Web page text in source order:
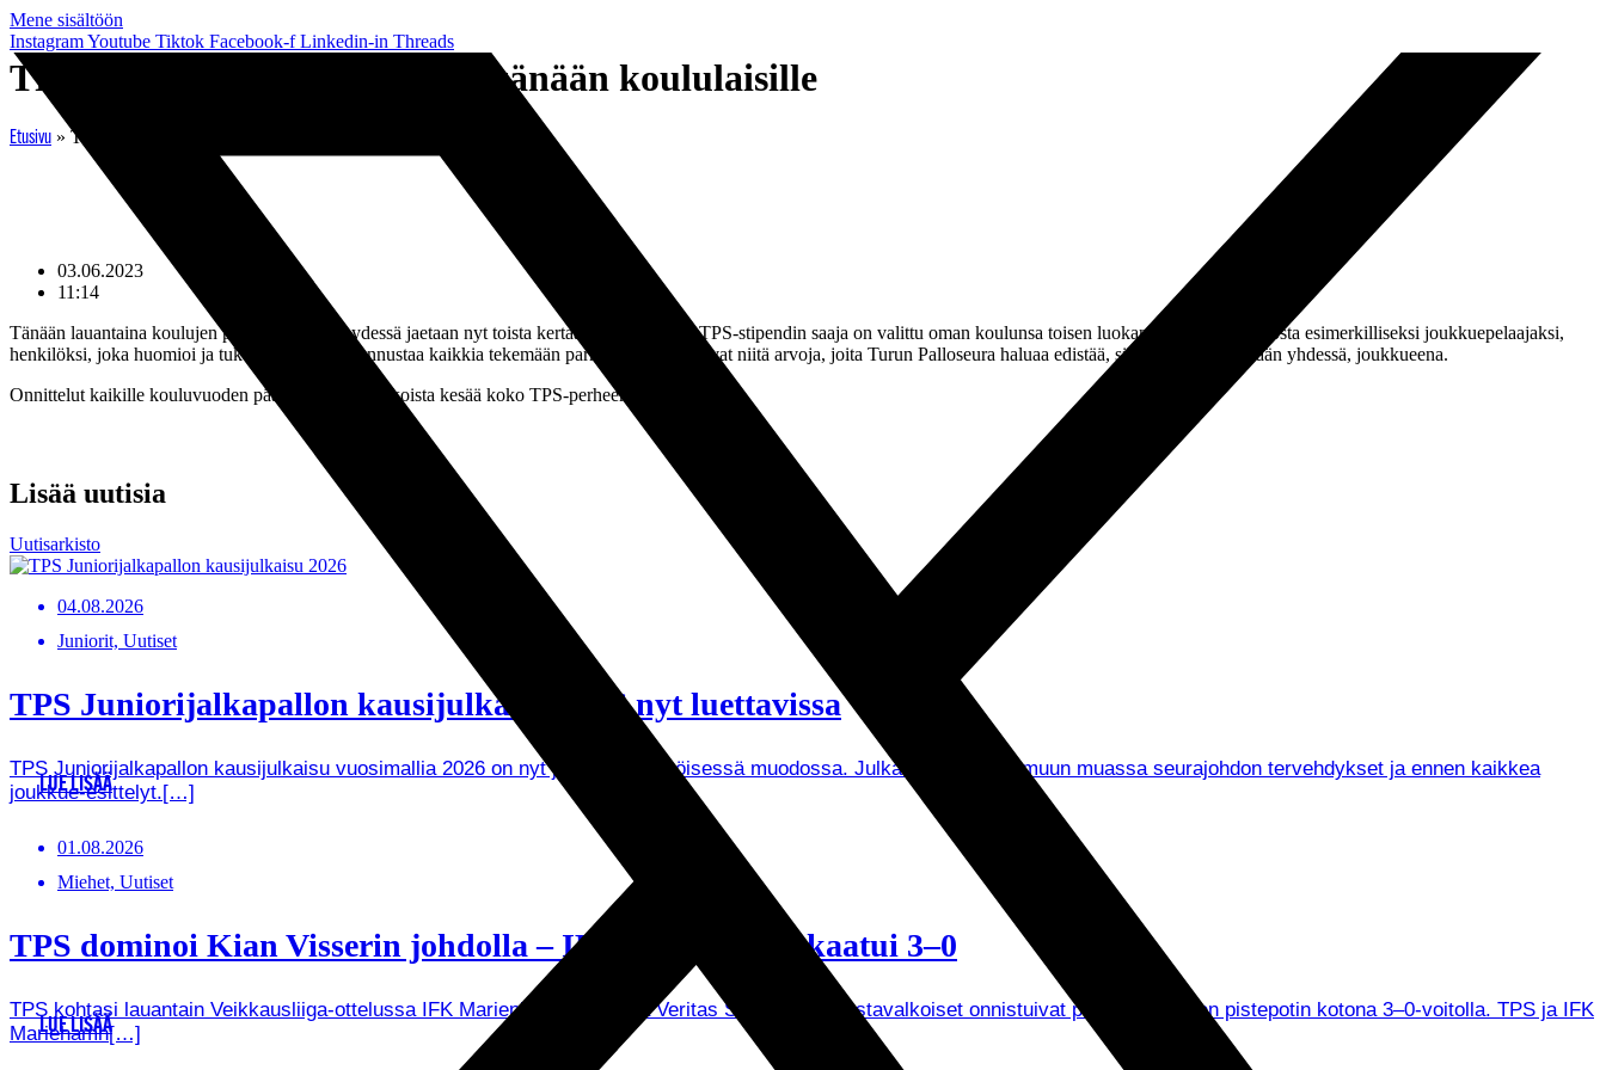
Mene sisältöön
InstagramYoutube Tiktok Facebook-f Linkedin-in Threads
TPS-stipendit jaetaan jälleen tänään koululaisille
Etusivu » TPS-stipendit jaetaan jälleen tänään koululaisille
03.06.2023
11:14
Tänään lauantaina koulujen päättäjäisten yhteydessä jaetaan nyt toista kertaa TPS-stipendit. TPS-stipendin saaja on valittu oman koulunsa toisen luokan oppilaiden joukosta esimerkilliseksi joukkuepelaajaksi,
henkilöksi, joka huomioi ja tukee muita sekä kannustaa kaikkia tekemään parhaansa. Nämä ovat niitä arvoja, joita Turun Palloseura haluaa edistää, sillä menestys tehdään yhdessä, joukkueena.
Onnittelut kaikille kouluvuoden päättäville ja aurinkoista kesää koko TPS-perheen puolesta!
Lisää uutisia
Uutisarkisto
04.08.2026
Juniorit, Uutiset
TPS Juniorijalkapallon kausijulkaisu 2026 nyt luettavissa
TPS Juniorijalkapallon kausijulkaisu vuosimallia 2026 on nyt julkaistu sähköisessä muodossa. Julkaisusta löytyy muun muassa seurajohdon tervehdykset ja ennen kaikkea
joukkue-esittelyt.[…]
LUE LISÄÄ
01.08.2026
Miehet, Uutiset
TPS dominoi Kian Visserin johdolla – IFK Mariehamn kaatui 3–0
TPS kohtasi lauantain Veikkausliiga-ottelussa IFK Marienhamnin kotona Veritas Stadionilla. Mustavalkoiset onnistuivat pitämään täyden pistepotin kotona 3–0-voitolla. TPS ja IFK
Mariehamn[…]
LUE LISÄÄ